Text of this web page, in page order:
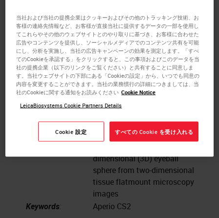
PMID:
PMC8088229
Publication:
Translational Vision Science &
Technology. 2021;10(4):25.
doi:10.1167/tvst.10.4.25
Institute:
Department of Mathematics
and Statistics, Georgia State
University, Atlanta, GA
Instrument:
Imagescope/Aperio Software
Authors:
Li H, Yu H, Kim Y-K, et al.
Study Goals:
To investigate a a new method
dimensional (3D) eyeball
sphere from two-dimensional
tissue flatmount microscopy
images
Keywords: Aperio CS2
当社および当社の提携企業はクッキーおよびその他のトラッキング技術、お
客様の連絡先情報など、お客様が直接当社に提供するデータの一部を使用し
てこれらやその他のウェブサイトとのやり取りに基づき、お客様に合わせた
広告やコンテンツを提供し、ソーシャルメディアでのコンテンツ共有を可能
にし、分析を実施し、当社の広告キャンペーンの効果を測定します。「すべ
てのCookieを承認する」をクリックすると、この事項およびこのデータを当
社の提携企業（以下のリンクをご覧ください）と共有することに同意しま
す。当社ウェブサイトの下部にある「Cookieの設定」から、いつでも同意の
内容を変更することができます。当社の業務慣行の詳細につきましては、当
社のCookieに関する通知をお読みください Cookie Notice
LeicaBiosystems Cookie Partners Details
Cookie 設定 すべての Cookie を受け入れる